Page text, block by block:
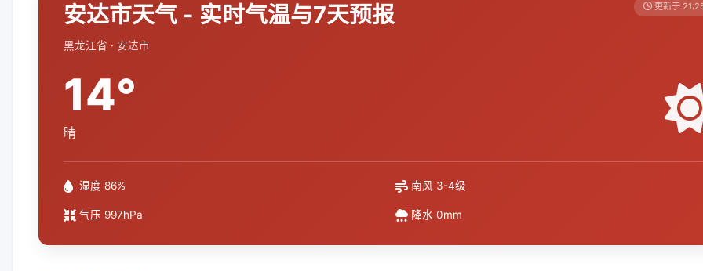
安达市天气 - 实时气温与7天预报
黑龙江省 · 安达市
更新于
14°
晴
湿度 86% 南风 3-4级
气压 997hPa 降水 0mm